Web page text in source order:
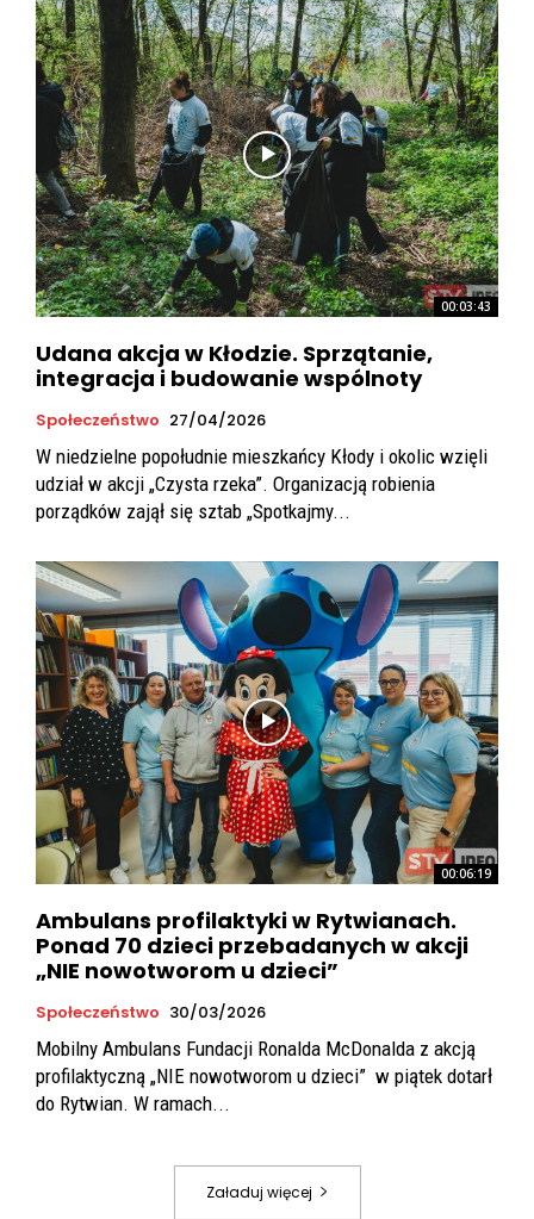
00:03:43
Udana akcja w Kłodzie. Sprzątanie,
integracja i budowanie wspólnoty
Społeczeństwo 27/04/2026
W niedzielne popołudnie mieszkańcy Kłody i okolic wzięli
udział w akcji „Czysta rzeka”. Organizacją robienia
porządków zajął się sztab „Spotkajmy...
00:06:19
Ambulans profilaktyki w Rytwianach.
Ponad 70 dzieci przebadanych w akcji
„NIE nowotworom u dzieci”
Społeczeństwo 30/03/2026
Mobilny Ambulans Fundacji Ronalda McDonalda z akcją
profilaktyczną „NIE nowotworom u dzieci” w piątek dotarł
do Rytwian. W ramach...
Załaduj więcej